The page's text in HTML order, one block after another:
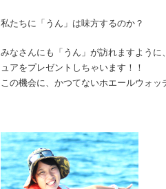
私たちに「うん」は味方するのか？
みなさんにも「うん」が訪れますよう
ュアをプレゼントしちゃいます！！
この機会に、かつてないホエールウォ